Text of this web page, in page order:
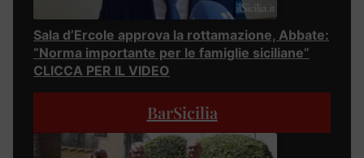
Sala d’Ercole approva la rottamazione, Abbate:
“Norma importante per le famiglie siciliane”
CLICCA PER IL VIDEO
BarSicilia